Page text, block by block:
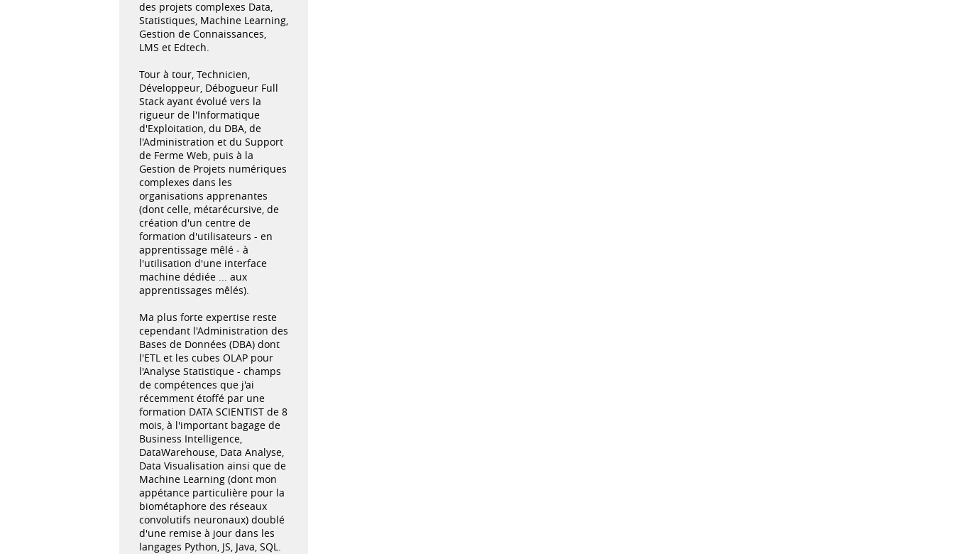
des projets complexes Data,
Statistiques, Machine Learning,
Gestion de Connaissances,
LMS et Edtech.
Tour à tour, Technicien,
Développeur, Débogueur Full
Stack ayant évolué vers la
rigueur de l'Informatique
d'Exploitation, du DBA, de
l'Administration et du Support
de Ferme Web, puis à la
Gestion de Projets numériques
complexes dans les
organisations apprenantes
(dont celle, métarécursive, de
création d'un centre de
formation d'utilisateurs - en
apprentissage mêlé - à
l'utilisation d'une interface
machine dédiée ... aux
apprentissages mêlés).
Ma plus forte expertise reste
cependant l'Administration des
Bases de Données (DBA) dont
l'ETL et les cubes OLAP pour
l'Analyse Statistique - champs
de compétences que j'ai
récemment étoffé par une
formation DATA SCIENTIST de 8
mois, à l'important bagage de
Business Intelligence,
DataWarehouse, Data Analyse,
Data Visualisation ainsi que de
Machine Learning (dont mon
appétance particulière pour la
biométaphore des réseaux
convolutifs neuronaux) doublé
d'une remise à jour dans les
langages Python, JS, Java, SQL.